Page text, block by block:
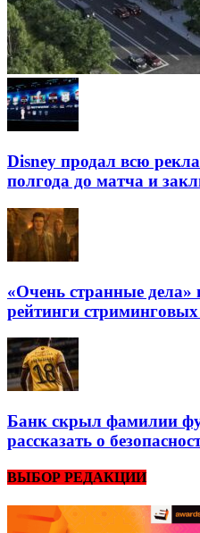
Disney продал всю
полгода до матча и
«Очень странные дела»
рейтинги стриминговых
Банк скрыл фамилии
рассказать о
ВЫБОР РЕДАКЦИИ